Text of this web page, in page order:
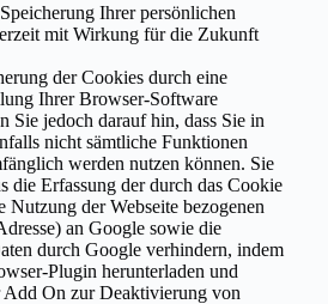
Ihrer persönlichen
mit Wirkung für die Zukunft
der Cookies durch eine
Ihrer Browser-Software
Sie jedoch darauf hin, dass Sie in
nicht sämtliche Funktionen
werden nutzen können. Sie
die Erfassung der durch das Cookie
Nutzung der Webseite bezogenen
an Google sowie die
durch Google verhindern, indem
Plugin herunterladen und
Add On zur Deaktivierung von